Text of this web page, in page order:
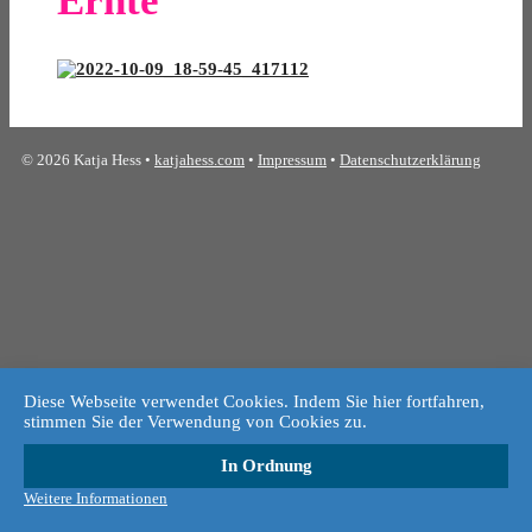
© 2026 Katja Hess • katjahess.com • Impressum • Datenschutzerklärung
Diese Webseite verwendet Cookies. Indem Sie hier fortfahren,
stimmen Sie der Verwendung von Cookies zu.
In Ordnung
Weitere Informationen